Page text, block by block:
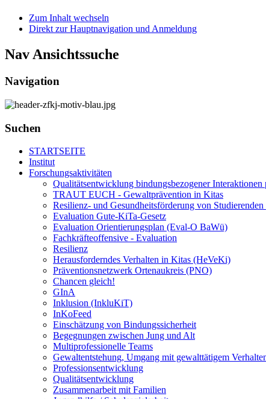
Zum Inhalt wechseln
Direkt zur Hauptnavigation und Anmeldung
Nav Ansichtssuche
Navigation
Suchen
STARTSEITE
Institut
Forschungsaktivitäten
Qualitätsentwicklung bindungsbezogener
TRAUT EUCH - Gewaltprävention in Kitas
Resilienz- und Gesundheitsförderung von
Evaluation Gute-KiTa-Gesetz
Evaluation Orientierungsplan (Eval-O BaWü)
Fachkräfteoffensive - Evaluation
Resilienz
Herausforderndes Verhalten in Kitas (HeVeKi)
Präventionsnetzwerk Ortenaukreis (PNO)
Chancen gleich!
GInA
Inklusion (InkluKiT)
InKoFeed
Einschätzung von Bindungssicherheit
Begegnungen zwischen Jung und Alt
Multiprofessionelle Teams
Gewaltentstehung, Umgang mit gewalttätigem
Professionsentwicklung
Qualitätsentwicklung
Zusammenarbeit mit Familien